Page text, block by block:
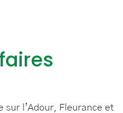
sur l’Adour, Fleurance et